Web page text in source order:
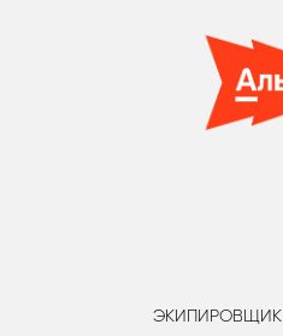
ЭКИПИРОВЩИК